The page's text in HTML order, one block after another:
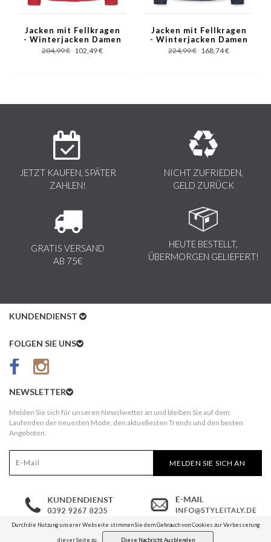
- Standard Pelzkragen: Groß
Hinweis! Der Pelzkragen ist ein Naturprodukt und daher hat
Jacken mit Fellkragen
- Winterjacken Damen
Kurz - Rot
204,99 € 102,49 €
Jacken mit Fellkragen
- Winterjacken Damen
Kurz - Blau
224,99 € 168,74 €
JETZT KAUFEN, SPÄTER
ZAHLEN!
NICHT ZUFRIEDEN,
GELD ZURÜCK
GRATIS VERSAND
AB 75€
HEUTE BESTELLT,
ÜBERMORGEN GELIEFERT!
KUNDENDIENST
Kundenservice
AGB
Kundeninformationen
Widerruf
FOLGEN SIE UNS
NEWSLETTER
Melden Sie sich für unseren Newslwetter an und bleiben Sie auf dem
Laufenden der neuesten Mode, den aktuellesten Trends und den besten
Angeboten.
MELDEN SIE SICH AN
Durch die Nutzung unserer Webseite stimmen Sie dem Gebrauch von Cookies zur Verbesserung
dieser Seite zu. Diese Nachricht Ausblenden